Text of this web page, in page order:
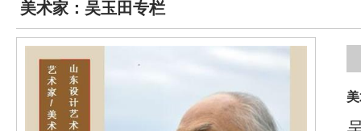
美术家：吴玉田专栏